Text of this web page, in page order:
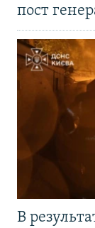
пост
В